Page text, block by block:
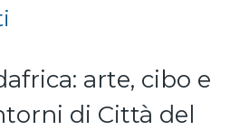
arte, cibo e
di Città del